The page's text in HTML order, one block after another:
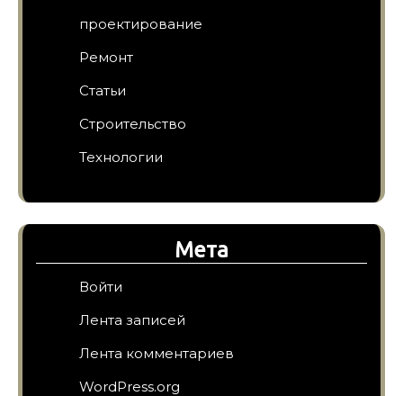
проектирование
Ремонт
Статьи
Строительство
Технологии
Мета
Войти
Лента записей
Лента комментариев
WordPress.org